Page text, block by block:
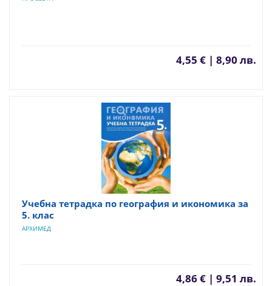
4,55 € | 8,90 лв.
Учебна тетрадка по география и икономика за
5. клас
АРХИМЕД
4,86 € | 9,51 лв.